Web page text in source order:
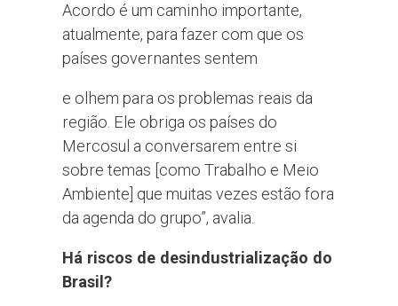
Acordo é um caminho importante,
atualmente, para fazer com que os
países governantes sentem
e olhem para os problemas reais da
região. Ele obriga os países do
Mercosul a conversarem entre si
sobre temas [como Trabalho e Meio
Ambiente] que muitas vezes estão fora
da agenda do grupo”, avalia.
Há riscos de desindustrialização do
Brasil?